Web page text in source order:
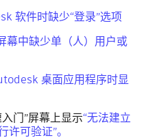
软件时缺少“登录”选项
幕中缺少单（人）用户或
桌面应用程序时显
门”屏幕上显示“无法建立
可验证”。